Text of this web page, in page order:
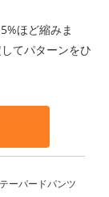
ほど縮みま
てパターンをひ
ーパードパンツ